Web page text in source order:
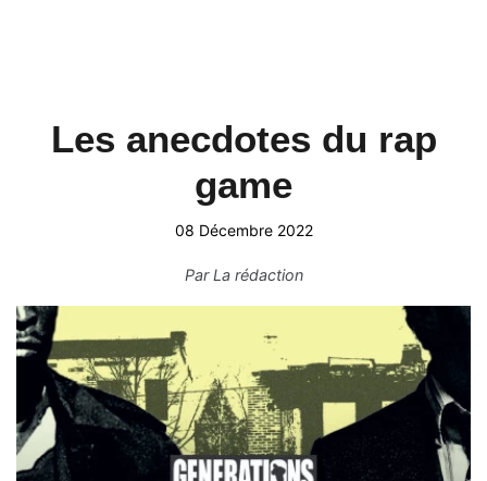
Les anecdotes du rap
game
08 Décembre 2022
ParLa rédaction